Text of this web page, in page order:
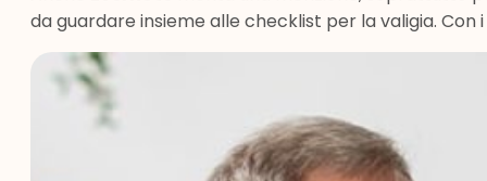
da guardare insieme alle checklist per la valigia.